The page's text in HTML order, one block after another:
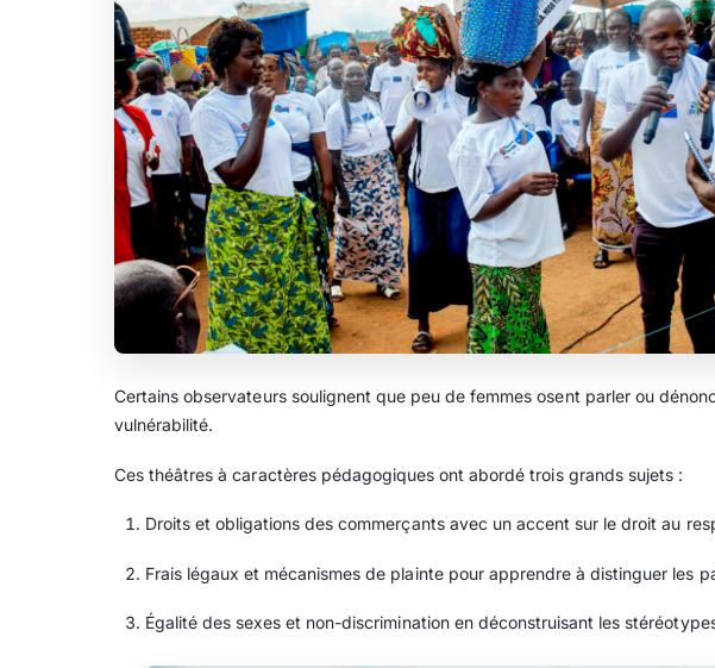
Certains observateurs soulignent que peu de femmes osent parler ou
vulnérabilité.
Ces théâtres à caractères pédagogiques ont abordé trois grands sujets :
Droits et obligations des commerçants avec un accent sur le droit au
Frais légaux et mécanismes de plainte pour apprendre à distinguer les
Égalité des sexes et non-discrimination en déconstruisant les